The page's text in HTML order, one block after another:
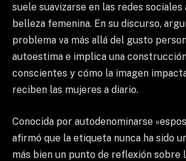
suele suavizarse en las redes sociales
belleza femenina. En su discurso,
problema va más allá del gusto
autoestima e implica una
conscientes y cómo la imagen
reciben las mujeres a diario.
Conocida por autodenominarse
afirmó que la etiqueta nunca ha sido
más bien un punto de reflexión sobre